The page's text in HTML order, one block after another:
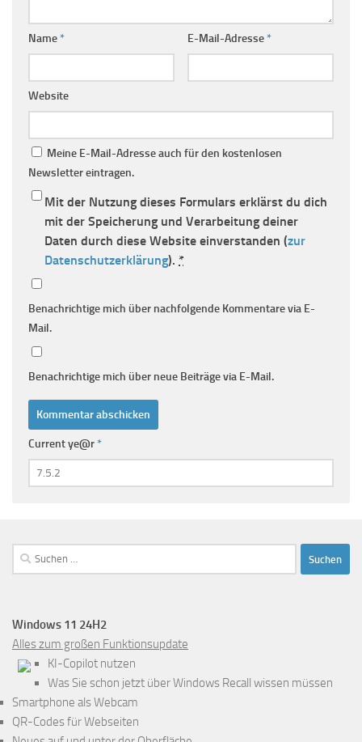
Name* E-Mail-Adresse*
Website
Meine E-Mail-Adresse auch für den kostenlosen
Newsletter eintragen.
Mit der Nutzung dieses Formulars erklärst du dich
mit der Speicherung und Verarbeitung deiner
Daten durch diese Website einverstanden (zur
Datenschutzerklärung). *
Benachrichtige mich über nachfolgende Kommentare via E-
Mail.
Benachrichtige mich über neue Beiträge via E-Mail.
Current ye@r*
Suchen
nach:
Windows 11 24H2
Alles zum großen Funktionsupdate
KI-Copilot nutzen
Was Sie schon jetzt über Windows Recall wissen müssen
Smartphone als Webcam
QR-Codes für Webseiten